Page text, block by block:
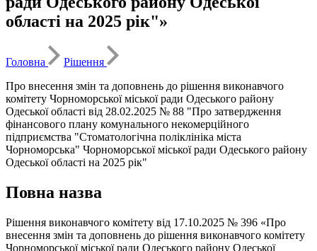
області на 2025 рік"»
Головна
Рішення
Про внесення змін та доповнень до рішення виконавчого
комітету Чорноморської міської ради Одеського району
Одеської області від 28.02.2025 № 88 "Про затвердження
фінансового плану комунального некомерційного
підприємства "Стоматологічна поліклініка міста
Чорноморська" Чорноморської міської ради Одеського району
Одеської області на 2025 рік"
Повна назва
Рішення виконавчого комітету від 17.10.2025 № 396 «Про
внесення змін та доповнень до рішення виконавчого комітету
Чорноморської міської ради Одеського району Одеської